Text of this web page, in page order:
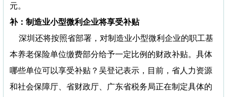
元。
补：制造业小型微利企业将享受补贴
深圳还将按照省部署，对制造业小型微利企业的职工基
本养老保险单位缴费部分给予一定比例的财政补贴。具体
哪些单位可以享受补贴？吴登记表示，目前，省人力资源
和社会保障厅、省财政厅、广东省税务局正在制定具体的